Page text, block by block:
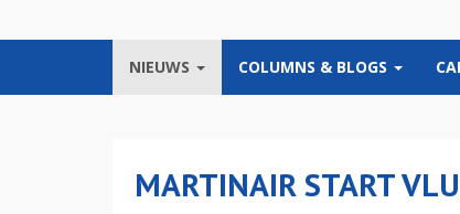
NIEUWS COLUMNS & BLOGS
MARTINAIR START